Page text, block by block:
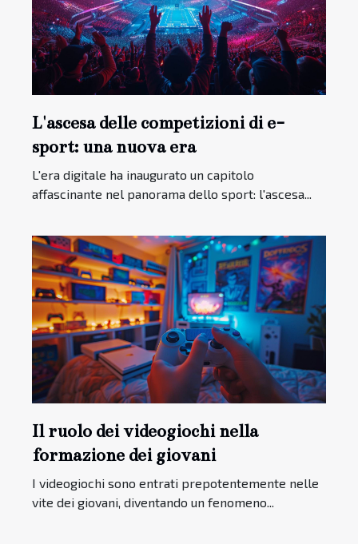
L'ascesa delle competizioni di e-
sport: una nuova era
L'era digitale ha inaugurato un capitolo
affascinante nel panorama dello sport: l'ascesa...
Il ruolo dei videogiochi nella
formazione dei giovani
I videogiochi sono entrati prepotentemente nelle
vite dei giovani, diventando un fenomeno...